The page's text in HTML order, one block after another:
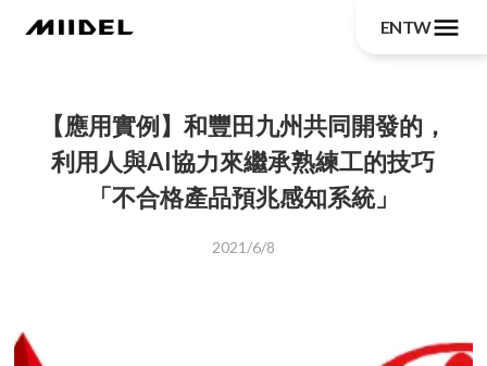
【應用實例】和豐田九州共同開發的，
利用人與AI協力來繼承熟練工的技巧
「不合格產品預兆感知系統」
2021/6/8
ENTWmenu